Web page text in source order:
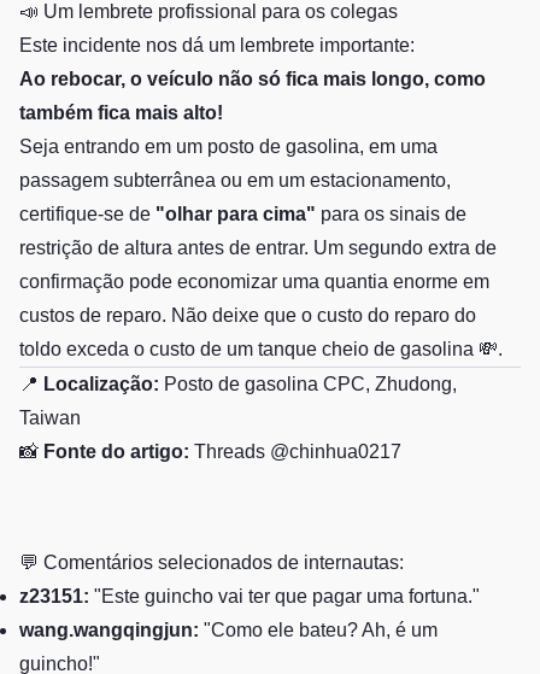
📣 Um lembrete profissional para os colegas
Este incidente nos dá um lembrete importante:
Ao rebocar, o veículo não só fica mais longo, como
também fica mais alto!
Seja entrando em um posto de gasolina, em uma
passagem subterrânea ou em um estacionamento,
certifique-se de "olhar para cima" para os sinais de
restrição de altura antes de entrar. Um segundo extra de
confirmação pode economizar uma quantia enorme em
custos de reparo. Não deixe que o custo do reparo do
toldo exceda o custo de um tanque cheio de gasolina 💸.
📍 Localização: Posto de gasolina CPC, Zhudong,
Taiwan
📸 Fonte do artigo: Threads @chinhua0217
💬 Comentários selecionados de internautas:
z23151: "Este guincho vai ter que pagar uma fortuna."
wang.wangqingjun: "Como ele bateu? Ah, é um
guincho!"